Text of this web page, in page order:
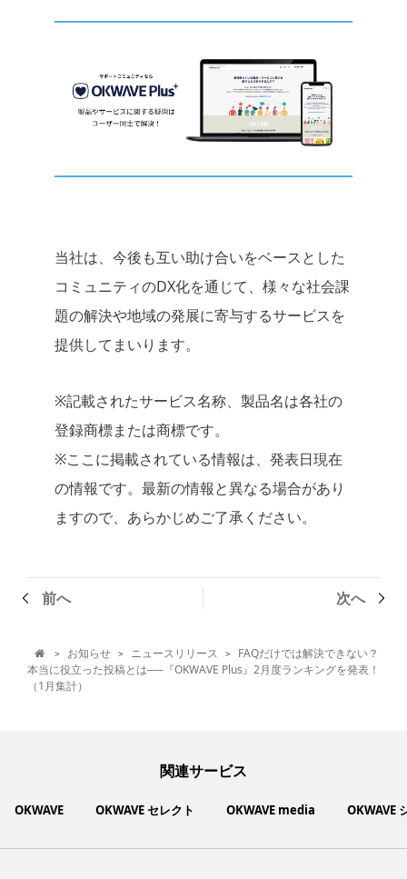
当社は、今後も互い助け合いをベースとした
コミュニティのDX化を通じて、様々な社会課
題の解決や地域の発展に寄与するサービスを
提供してまいります。
※記載されたサービス名称、製品名は各社の
登録商標または商標です。
※ここに掲載されている情報は、発表日現在
の情報です。最新の情報と異なる場合があり
ますので、あらかじめご了承ください。
前へ 次へ
 > お知らせ > ニュースリリース >
FAQだけでは解決できない？
本当に役立った投稿とは──『OKWAVE Plus』2月度ランキングを発表！
（1月集計）
関連サービス
OKWAVE OKWAVE セレクト OKWAVE media OKWAVE